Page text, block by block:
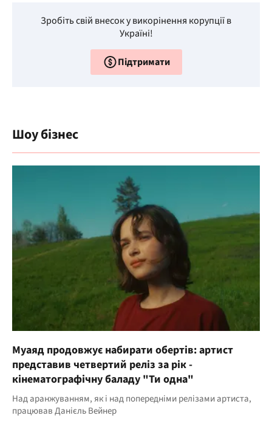
Зробіть свій внесок у викорінення корупції в
Україні!
Підтримати
Шоу бізнес
Муаяд продовжує набирати обертів: артист
представив четвертий реліз за рік -
кінематографічну баладу "Ти одна"
Над аранжуванням, як і над попередніми релізами артиста,
працював Данієль Вейнер